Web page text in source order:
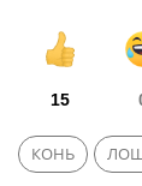
15
КОНЬ